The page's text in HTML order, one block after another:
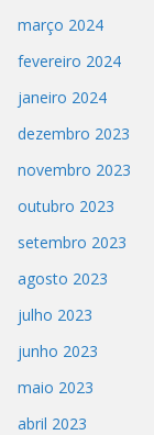
março 2024
fevereiro 2024
janeiro 2024
dezembro 2023
novembro 2023
outubro 2023
setembro 2023
agosto 2023
julho 2023
junho 2023
maio 2023
abril 2023